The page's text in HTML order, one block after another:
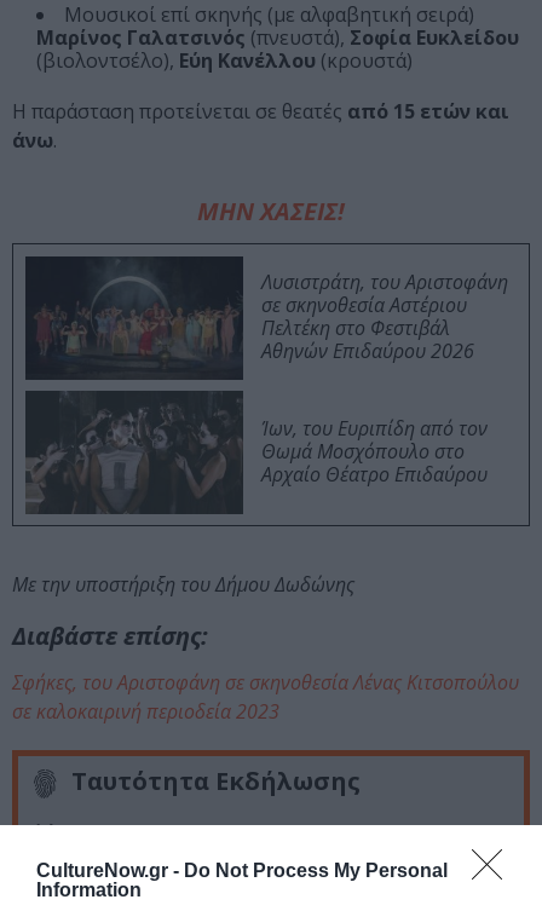
CultureNow.gr - Do Not Process My Personal
Information
Μουσικοί επί σκηνής (με αλφαβητική σειρά)
Μαρίνος Γαλατσινός (πνευστά), Σοφία Ευκλείδου
(βιολοντσέλο), Εύη Κανέλλου (κρουστά)
Η παράσταση προτείνεται σε θεατές από 15 ετών και
άνω.
ΜΗΝ ΧΑΣΕΙΣ!
Λυσιστράτη, του Αριστοφάνη
σε σκηνοθεσία Αστέριου
Πελτέκη στο Φεστιβάλ
Αθηνών Επιδαύρου 2026
Ίων, του Ευριπίδη από τον
Θωμά Μοσχόπουλο στο
Αρχαίο Θέατρο Επιδαύρου
Με την υποστήριξη του Δήμου Δωδώνης
Διαβάστε επίσης:
Σφήκες, του Αριστοφάνη σε σκηνοθεσία Λένας Κιτσοπούλου
σε καλοκαιρινή περιοδεία 2023
Ταυτότητα Εκδήλωσης
30/07/2023